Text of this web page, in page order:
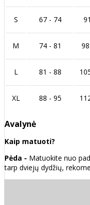
S 67 - 74
M 74 - 81
L 81 - 88
XL 88 - 95
Avalynė
Kaip matuoti?
Pėda - Matuokite nuo
tarp dviejų dydžių,